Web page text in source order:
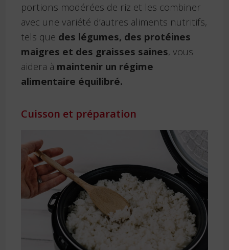
portions modérées de riz et les combiner
avec une variété d’autres aliments nutritifs,
tels que des légumes, des protéines
maigres et des graisses saines, vous
aidera à maintenir un régime
alimentaire équilibré.
Cuisson et préparation